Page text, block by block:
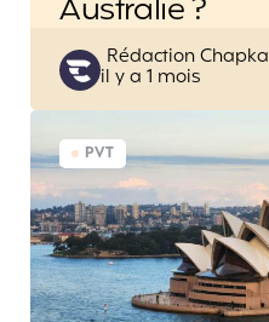
Australie ?
Posted
by
Rédaction Chapka
il y a 1 mois
PVT